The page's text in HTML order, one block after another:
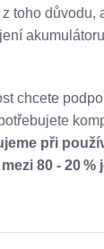
toho důvodu,
chcete
při
80 - 20 %